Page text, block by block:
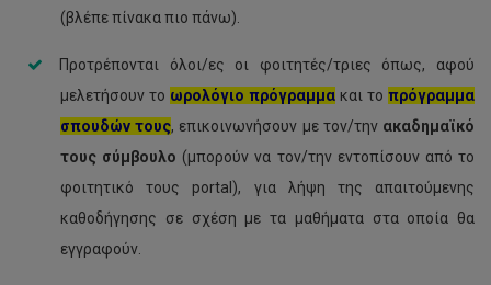
(βλέπε πίνακα πιο πάνω).
Προτρέπονται όλοι/ες οι φοιτητές/τριες όπως, αφού
μελετήσουν το ωρολόγιο πρόγραμμα και το πρόγραμμα
σπουδών τους, επικοινωνήσουν με τον/την ακαδημαϊκό
τους σύμβουλο (μπορούν να τον/την εντοπίσουν από το
φοιτητικό τους portal), για λήψη της απαιτούμενης
καθοδήγησης σε σχέση με τα μαθήματα στα οποία θα
εγγραφούν.